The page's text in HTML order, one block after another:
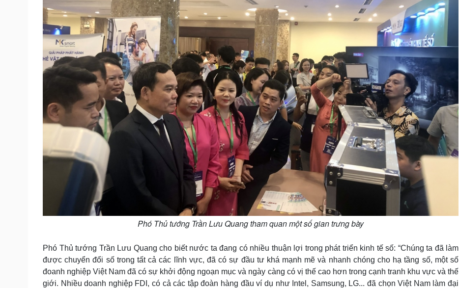
Phó Thủ tướng Trần Lưu Quang tham quan một số gian trưng bày
Phó Thủ tướng Trần Lưu Quang cho biết nước ta đang có nhiều thuận lợi trong phát triển kinh tế số: “Chúng ta đã làm
được chuyển đổi số trong tất cả các lĩnh vực, đã có sự đầu tư khá mạnh mẽ và nhanh chóng cho hạ tầng số, một số
đoanh nghiệp Việt Nam đã có sự khởi động ngoạn mục và ngày càng có vị thế cao hơn trong cạnh tranh khu vực và thế
giới. Nhiều doanh nghiệp FDI, có cả các tập đoàn hàng đầu ví dụ như Intel, Samsung, LG... đã chọn Việt Nam làm đại